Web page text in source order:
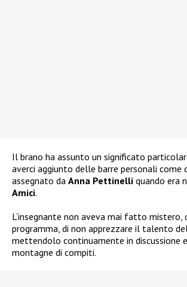
Il brano ha assunto un significato
averci aggiunto delle barre personali come
assegnato da Anna Pettinelli quando era
Amici.
L’insegnante non aveva mai fatto mistero,
programma, di non apprezzare il talento
mettendolo continuamente in discussione
montagne di compiti.